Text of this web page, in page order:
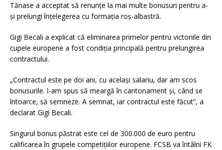
Tănase a acceptat să renunțe la mai multe bonusuri pentru a-
și prelungi înțelegerea cu formația roș-albastră.
Gigi Becali a explicat că eliminarea primelor pentru victoriile din
cupele europene a fost condiția principală pentru prelungirea
contractului.
„Contractul este pe doi ani, cu același salariu, dar am scos
bonusurile. I-am spus să meargă în cantonament și, când se
întoarce, să semneze. A semnat, iar contractul este făcut”, a
declarat Gigi Becali.
Singurul bonus păstrat este cel de 300.000 de euro pentru
calificarea în grupele competițiilor europene. FCSB va întâlni FK